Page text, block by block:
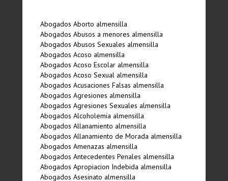
Abogados Aborto almensilla
Abogados Abusos a menores almensilla
Abogados Abusos Sexuales almensilla
Abogados Acoso almensilla
Abogados Acoso Escolar almensilla
Abogados Acoso Sexual almensilla
Abogados Acusaciones Falsas almensilla
Abogados Agresiones almensilla
Abogados Agresiones Sexuales almensilla
Abogados Alcoholemia almensilla
Abogados Allanamiento almensilla
Abogados Allanamiento de Morada almensilla
Abogados Amenazas almensilla
Abogados Antecedentes Penales almensilla
Abogados Apropiacion Indebida almensilla
Abogados Asesinato almensilla